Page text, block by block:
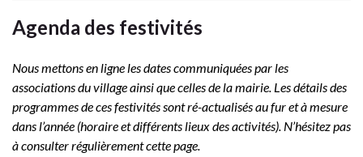
Agenda des festivités
Nous mettons en ligne les dates communiquées par les
associations du village ainsi que celles de la mairie. Les détails des
programmes de ces festivités sont ré-actualisés au fur et à mesure
dans l’année (horaire et différents lieux des activités). N’hésitez pas
à consulter régulièrement cette page.